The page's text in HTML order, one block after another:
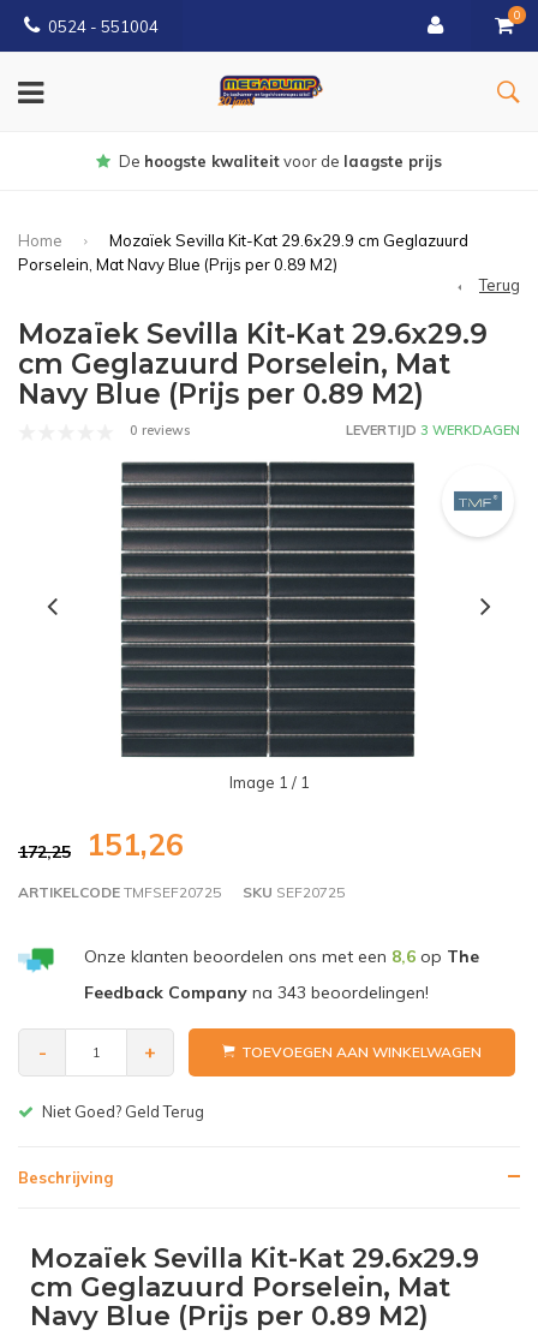
0524 - 551004
0
Gratisbezorgd vanaf €150
Home
Mozaïek Sevilla Kit-Kat 29.6x29.9 cm Geglazuurd
Porselein, Mat Navy Blue (Prijs per 0.89 M2)
Terug
Mozaïek Sevilla Kit-Kat 29.6x29.9
cm Geglazuurd Porselein, Mat
Navy Blue (Prijs per 0.89 M2)
0 reviews LEVERTIJD 3 WERKDAGEN
Image 1 / 1
172,25 151,26
ARTIKELCODE TMFSEF20725 SKU SEF20725
Onze klanten beoordelen ons met een 8,6op The
Feedback Companyna 343 beoordelingen!
- + TOEVOEGEN AAN WINKELWAGEN
Gratis bezorgen v.a. € 150,-(NL)
Beschrijving
Mozaïek Sevilla Kit-Kat 29.6x29.9
cm Geglazuurd Porselein, Mat
Navy Blue (Prijs per 0.89 M2)